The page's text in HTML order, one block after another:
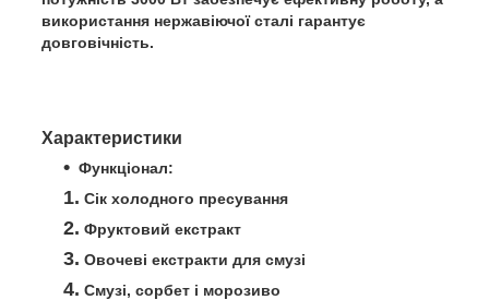
використання нержавіючої сталі гарантує
довговічність.
Характеристики
Функціонал:
Сік холодного пресування
Фруктовий екстракт
Овочеві екстракти для смузі
Смузі, сорбет і морозиво